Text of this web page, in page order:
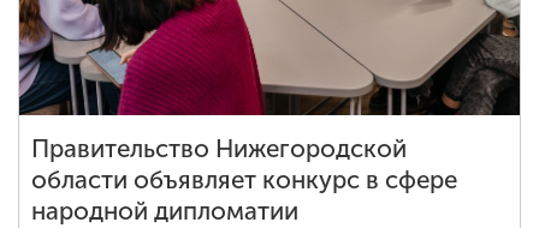
Правительство Нижегородской
области объявляет конкурс в сфере
народной дипломатии